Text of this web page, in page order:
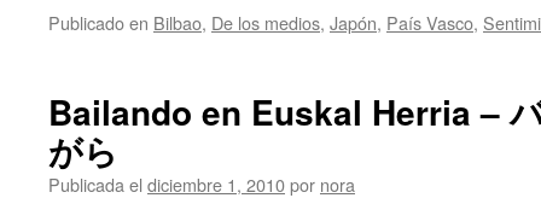
Publicado en Bilbao, De los medios, Japón, País Vasco,
Bailando en Euskal Herria –
がら
Publicada el diciembre 1, 2010por nora